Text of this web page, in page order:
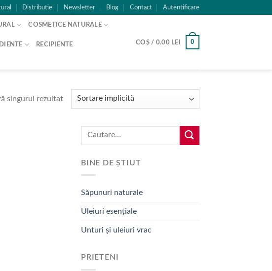
Distributie Newsletter Blog Contact Autentificare
COSMETICE NATURALE
RECIPIENTE COȘ / 0.00 LEI 0
singurul rezultat
Caută:
BINE DE ȘTIUT
Săpunuri naturale
Uleiuri esențiale
Unturi și uleiuri vrac
PRIETENI